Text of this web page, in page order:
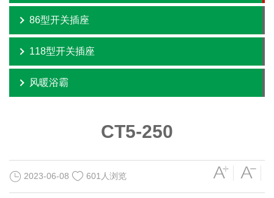
86型开关插座
118型开关插座
风暖浴霸
CT5-250
2023-06-08 601人浏览